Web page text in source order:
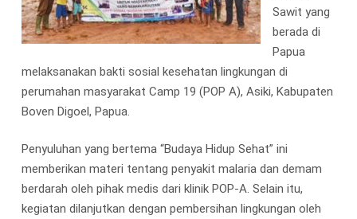
Sawit yang
berada di
Papua
melaksanakan bakti sosial kesehatan lingkungan di
perumahan masyarakat Camp 19 (POP A), Asiki, Kabupaten
Boven Digoel, Papua.
Penyuluhan yang bertema “Budaya Hidup Sehat” ini
memberikan materi tentang penyakit malaria dan demam
berdarah oleh pihak medis dari klinik POP-A. Selain itu,
kegiatan dilanjutkan dengan pembersihan lingkungan oleh